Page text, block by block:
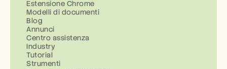
Estensione Chrome
Modelli di documenti
Blog
Annunci
Centro assistenza
Industry
Tutorial
Strumenti